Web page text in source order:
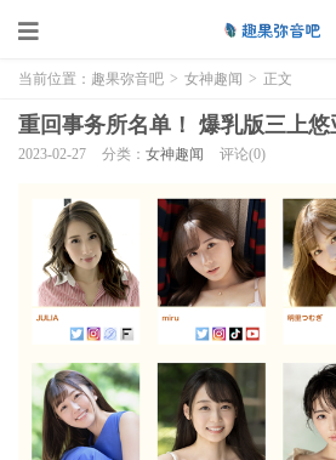
当前位置： 趣果弥音吧 > 女神趣闻 > 正文
重回事务所名单！ 爆乳版三上悠
2023-02-27 分类： 女神趣闻 评论(0)